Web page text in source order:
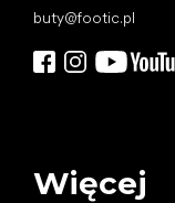
buty@footic.pl
Więcej